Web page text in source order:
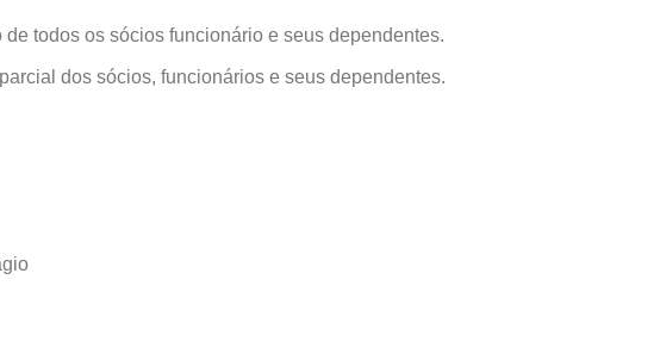
todos os sócios funcionário e seus dependentes.
dos sócios, funcionários e seus dependentes.